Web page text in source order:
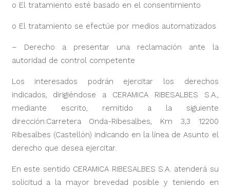
o El tratamiento esté basado en el consentimiento
o El tratamiento se efectúe por medios automatizados
– Derecho a presentar una reclamación ante la
autoridad de control competente
Los interesados podrán ejercitar los derechos
indicados, dirigiéndose a CERAMICA RIBESALBES S.A.,
mediante escrito, remitido a la siguiente
dirección:Carretera Onda-Ribesalbes, Km 3,3 12200
Ribesalbes (Castellón) indicando en la línea de Asunto el
derecho que desea ejercitar.
En este sentido CERAMICA RIBESALBES S.A. atenderá su
solicitud a la mayor brevedad posible y teniendo en